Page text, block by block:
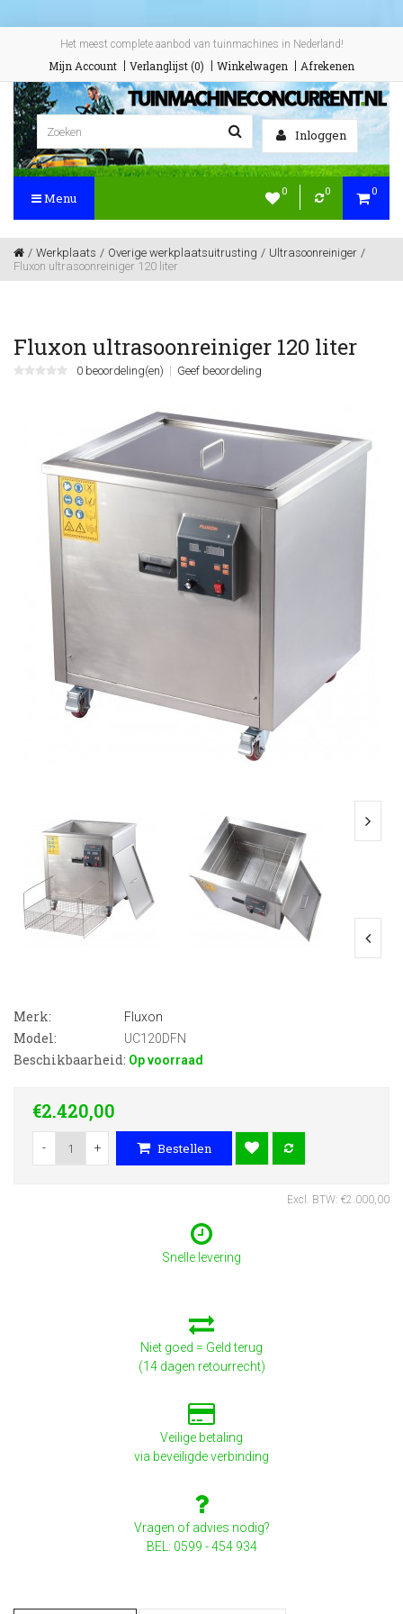
Het meest complete aanbod van tuinmachines in Nederland!
Mijn Account Verlanglijst (0) Winkelwagen Afrekenen
Inloggen
0 0 0
Menu
Werkplaats Overige werkplaatsuitrusting
Ultrasoonreiniger
Fluxon ultrasoonreiniger 120 liter
Fluxon ultrasoonreiniger 120 liter
0 beoordeling(en) Geef beoordeling
Merk: Fluxon
Model: UC120DFN
Beschikbaarheid: Op voorraad
€2.420,00
- + Bestellen
Excl. BTW: €2.000,00
Snelle levering
Niet goed = Geld terug
(14 dagen retourrecht)
Veilige betaling
via beveiligde verbinding
Vragen of advies nodig?
BEL: 0599 - 454 934